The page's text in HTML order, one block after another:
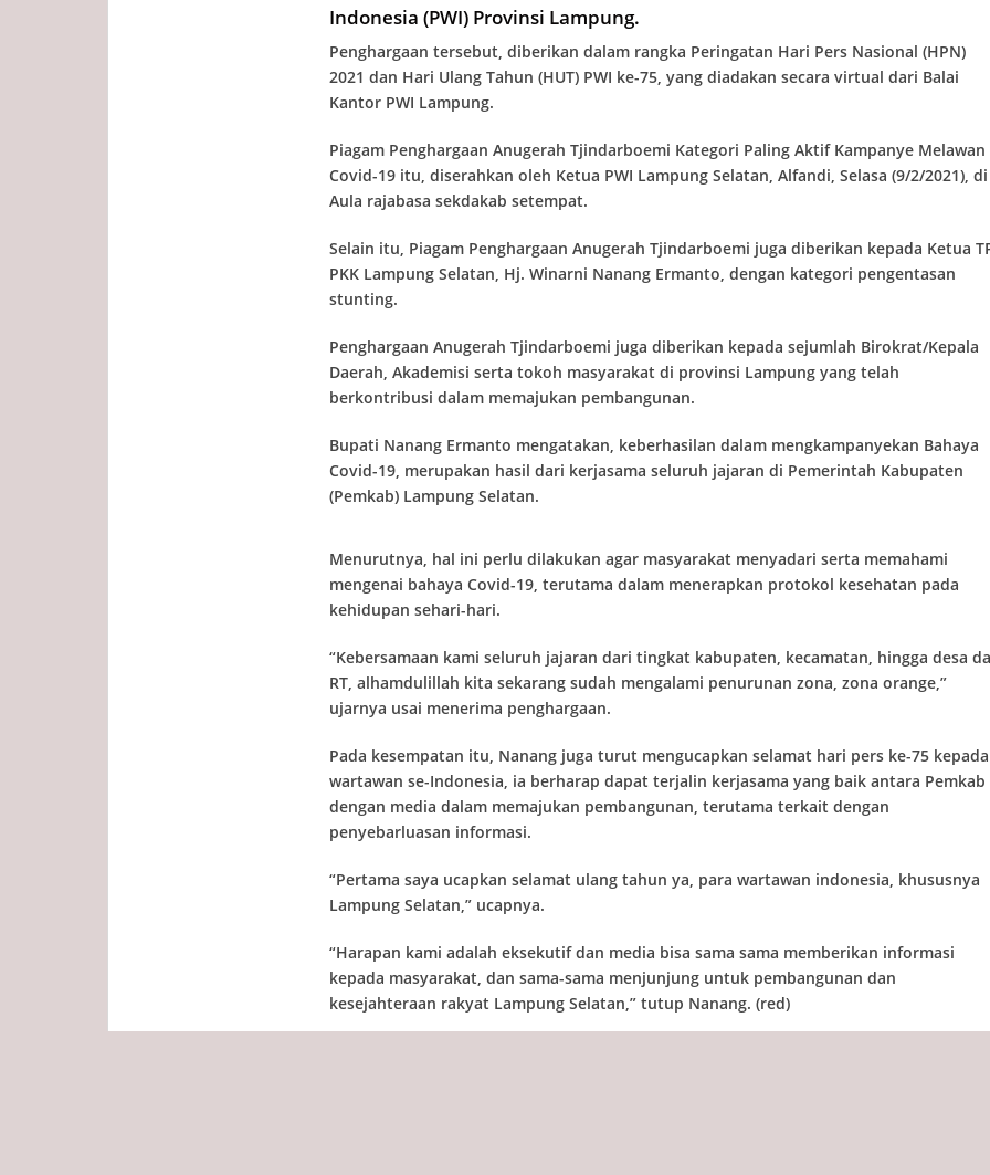
Indonesia (PWI) Provinsi Lampung.
Penghargaan tersebut, diberikan dalam rangka Peringatan Hari Pers Nasional (HPN)
2021 dan Hari Ulang Tahun (HUT) PWI ke-75, yang diadakan secara virtual dari Balai
Kantor PWI Lampung.
Piagam Penghargaan Anugerah Tjindarboemi Kategori Paling Aktif Kampanye Melawan
Covid-19 itu, diserahkan oleh Ketua PWI Lampung Selatan, Alfandi, Selasa (9/2/2021), di
Aula rajabasa sekdakab setempat.
Selain itu, Piagam Penghargaan Anugerah Tjindarboemi juga diberikan kepada Ketua
PKK Lampung Selatan, Hj. Winarni Nanang Ermanto, dengan kategori pengentasan
stunting.
Penghargaan Anugerah Tjindarboemi juga diberikan kepada sejumlah Birokrat/Kepala
Daerah, Akademisi serta tokoh masyarakat di provinsi Lampung yang telah
berkontribusi dalam memajukan pembangunan.
Bupati Nanang Ermanto mengatakan, keberhasilan dalam mengkampanyekan Bahaya
Covid-19, merupakan hasil dari kerjasama seluruh jajaran di Pemerintah Kabupaten
(Pemkab) Lampung Selatan.
Menurutnya, hal ini perlu dilakukan agar masyarakat menyadari serta memahami
mengenai bahaya Covid-19, terutama dalam menerapkan protokol kesehatan pada
kehidupan sehari-hari.
“Kebersamaan kami seluruh jajaran dari tingkat kabupaten, kecamatan, hingga desa
RT, alhamdulillah kita sekarang sudah mengalami penurunan zona, zona orange,”
ujarnya usai menerima penghargaan.
Pada kesempatan itu, Nanang juga turut mengucapkan selamat hari pers ke-75 kepada
wartawan se-Indonesia, ia berharap dapat terjalin kerjasama yang baik antara Pemkab
dengan media dalam memajukan pembangunan, terutama terkait dengan
penyebarluasan informasi.
“Pertama saya ucapkan selamat ulang tahun ya, para wartawan indonesia, khususnya
Lampung Selatan,” ucapnya.
“Harapan kami adalah eksekutif dan media bisa sama sama memberikan informasi
kepada masyarakat, dan sama-sama menjunjung untuk pembangunan dan
kesejahteraan rakyat Lampung Selatan,” tutup Nanang. (red)